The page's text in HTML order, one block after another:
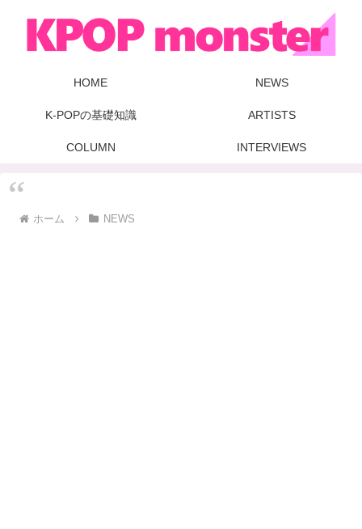
HOME NEWS
K-POPの基礎知識 ARTISTS
COLUMN INTERVIEWS
ホーム NEWS